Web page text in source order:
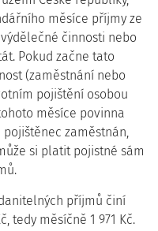
měsíce příjmy ze
činnosti nebo
Pokud začne tato
(zaměstnání nebo
pojištění osobou
měsíce povinna
zaměstnán,
si platit pojistné sám
příjmů činí
tedy měsíčně 1 971 Kč.